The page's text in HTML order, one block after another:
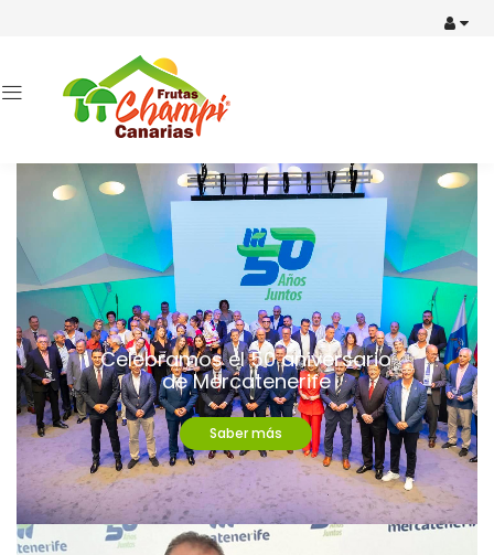
Celebramos el 50 aniversario
de Mercatenerife
Saber más